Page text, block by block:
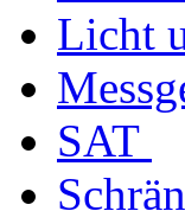
Licht
SAT